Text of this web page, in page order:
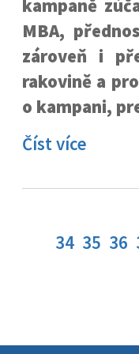
kampaně
MBA,
zároveň i
rakovině a
o kampani,
Číst více
34 35 36